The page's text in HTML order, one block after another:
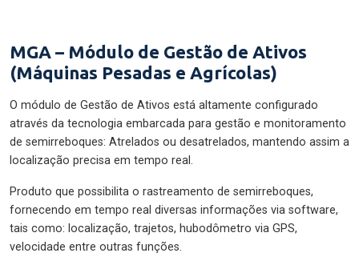
MGA – Módulo de Gestão de Ativos
(Máquinas Pesadas e Agrícolas)
O módulo de Gestão de Ativos está altamente configurado
através da tecnologia embarcada para gestão e monitoramento
de semirreboques: Atrelados ou desatrelados, mantendo assim a
localização precisa em tempo real.
Produto que possibilita o rastreamento de semirreboques,
fornecendo em tempo real diversas informações via software,
tais como: localização, trajetos, hubodômetro via GPS,
velocidade entre outras funções.